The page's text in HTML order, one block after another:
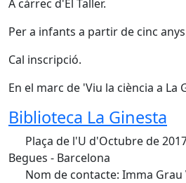
A càrrec d'El Taller.
Per a infants a partir de cinc
Cal inscripció.
En el marc de 'Viu la ciència a La
Biblioteca La Ginesta
Plaça de l'U d'Octubre de
Begues - Barcelona
Nom de contacte: Imma Grau